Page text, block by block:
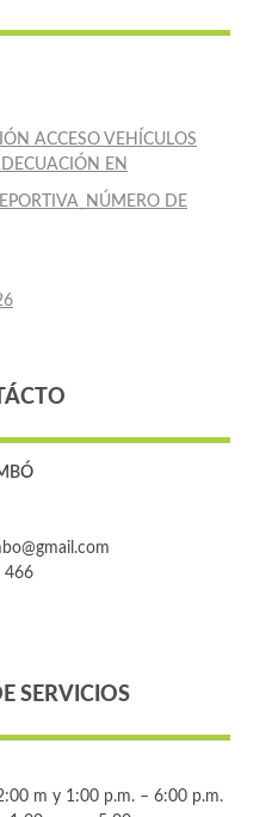
ACCESO VEHÍCULOS
EN
DE
466
SERVICIOS
m y 1:00 p.m. – 6:00 p.m.